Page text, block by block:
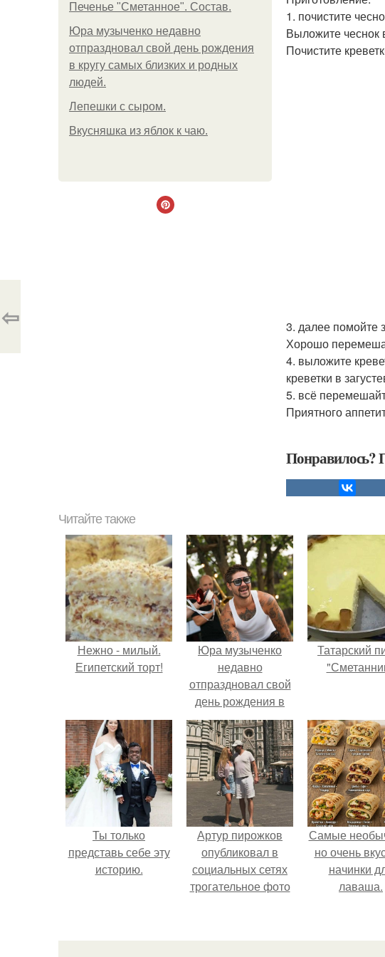
Печенье "Сметанное". Состав.
Юра музыченко недавно
отпраздновал свой день рождения
в кругу самых близких и родных
людей.
Лепешки с сыром.
Вкусняшка из яблок к чаю.
1. почистите
Выложите чеснок
Почистите
3. далее помойте
Хорошо
4. выложите
креветки в
5. всё
Приятного
Понравилось?
⇦
Читайте также
Нежно - милый.
Египетский торт!
Юра музыченко
недавно
отпраздновал свой
день рождения в
кругу самых
близких и родных
людей.
Татарский
Ты только
представь себе эту
историю.
Артур пирожков
опубликовал в
социальных сетях
трогательное фото
сделанное во
Самые
но очень
начинки
лаваша.